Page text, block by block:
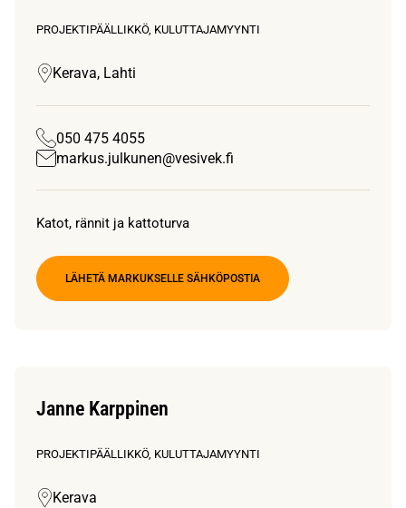
PROJEKTIPÄÄLLIKKÖ, KULUTTAJAMYYNTI
Kerava, Lahti
050 475 4055
markus.julkunen@vesivek.fi
Katot, rännit ja kattoturva
LÄHETÄ MARKUKSELLE SÄHKÖPOSTIA
Janne Karppinen
PROJEKTIPÄÄLLIKKÖ, KULUTTAJAMYYNTI
Kerava